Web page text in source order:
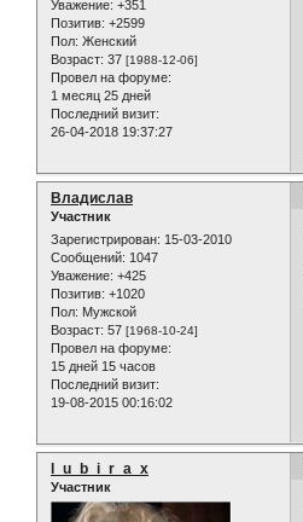
Уважение: +351
Позитив: +2599
Пол: Женский
Возраст: 37 [1988-12-06]
Провел на форуме:
1 месяц 25 дней
Последний визит:
26-04-2018 19:37:27
Владислав
Участник
Зарегистрирован: 15-03-2010
Сообщений: 1047
Уважение: +425
Позитив: +1020
Пол: Мужской
Возраст: 57 [1968-10-24]
Провел на форуме:
15 дней 15 часов
Последний визит:
19-08-2015 00:16:02
l_u_b_i_r_a_x
Участник